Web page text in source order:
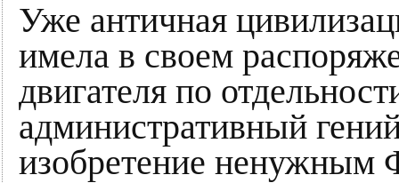
Уже античная
имела в своем
двигателя по
административный
изобретение ненужным